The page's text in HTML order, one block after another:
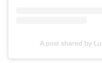
A post shared by